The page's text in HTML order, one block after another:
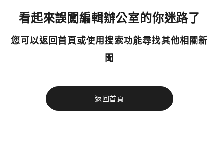
看起來誤闖編輯辦公室的你迷路了
您可以返回首頁或使用搜索功能尋找其他相關新
聞
返回首頁
今日熱門
使用以下帳號繼續
您已閒置5分鐘，請點擊關閉按鈕或空白處，即可回到加密
今日熱門